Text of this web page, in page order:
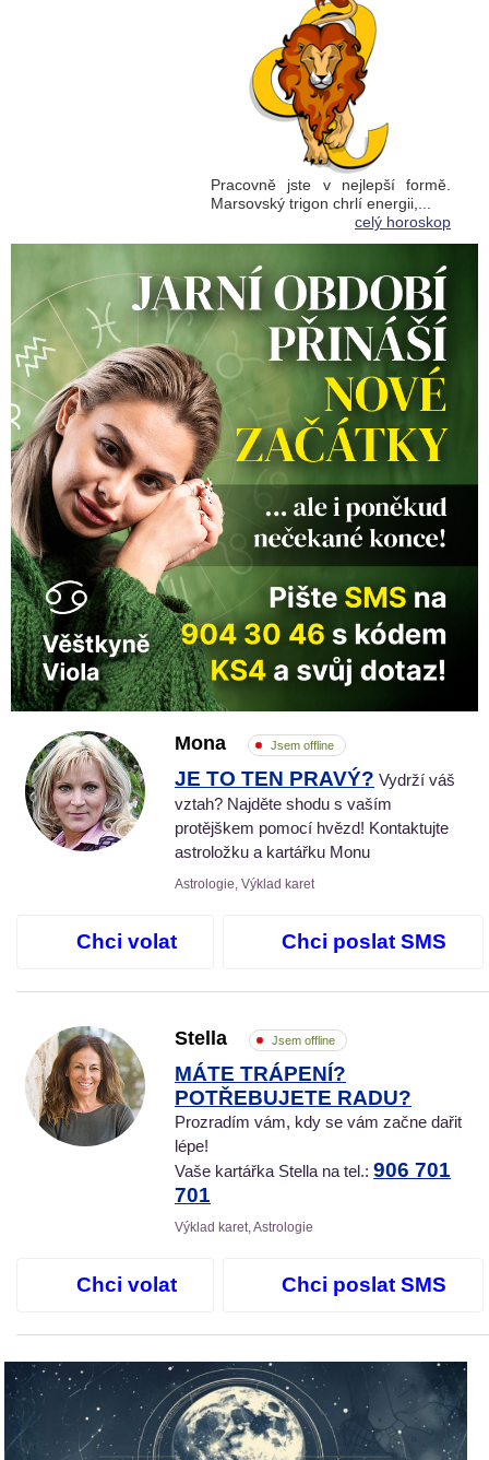
Pracovně jste v nejlepší formě.
Marsovský trigon chrlí energii,...
celý horoskop
Mona Jsem offline
JE TO TEN PRAVÝ? Vydrží váš
vztah? Najděte shodu s vaším
protějškem pomocí hvězd! Kontaktujte
astroložku a kartářku Monu
Astrologie, Výklad karet
Chci volat Chci poslat SMS
Stella Jsem offline
MÁTE TRÁPENÍ?
POTŘEBUJETE RADU?
Prozradím vám, kdy se vám začne dařit
lépe!
Vaše kartářka Stella na tel.: 906 701
701
Výklad karet, Astrologie
Chci volat Chci poslat SMS